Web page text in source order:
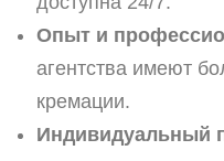
Опыт и
агентства имеют
кремации.
Индивидуальный